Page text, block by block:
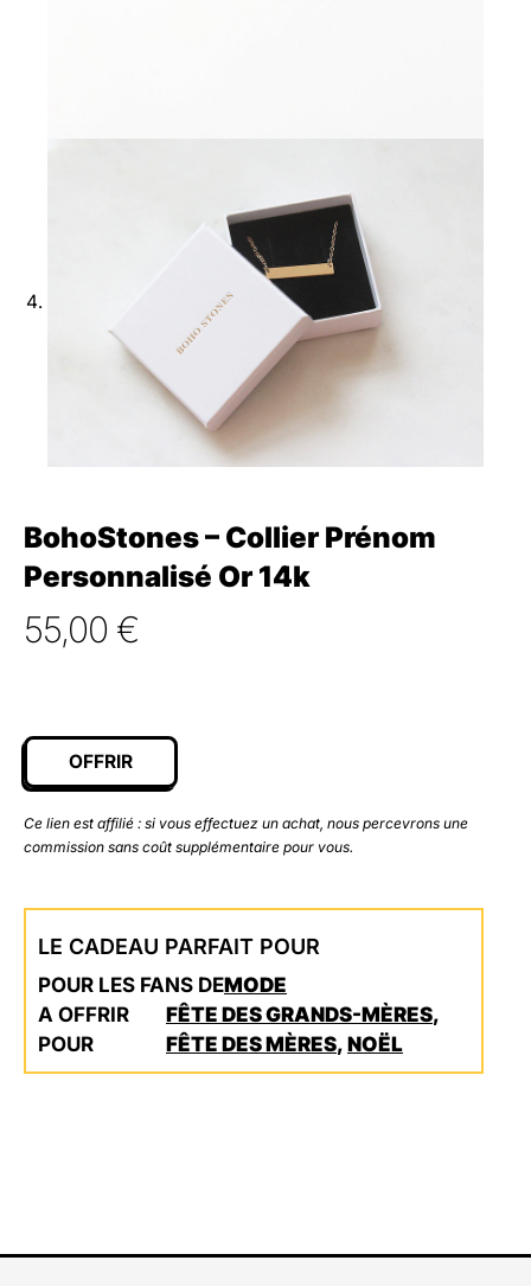
BohoStones – Collier Prénom
Personnalisé Or 14k
55,00 €
OFFRIR
Ce lien est affilié : si vous effectuez un achat, nous percevrons une
commission sans coût supplémentaire pour vous.
LE CADEAU PARFAIT POUR
POUR LES FANS DEMODE
A OFFRIR
POUR
FÊTE DES GRANDS-MÈRES,
FÊTE DES MÈRES, NOËL